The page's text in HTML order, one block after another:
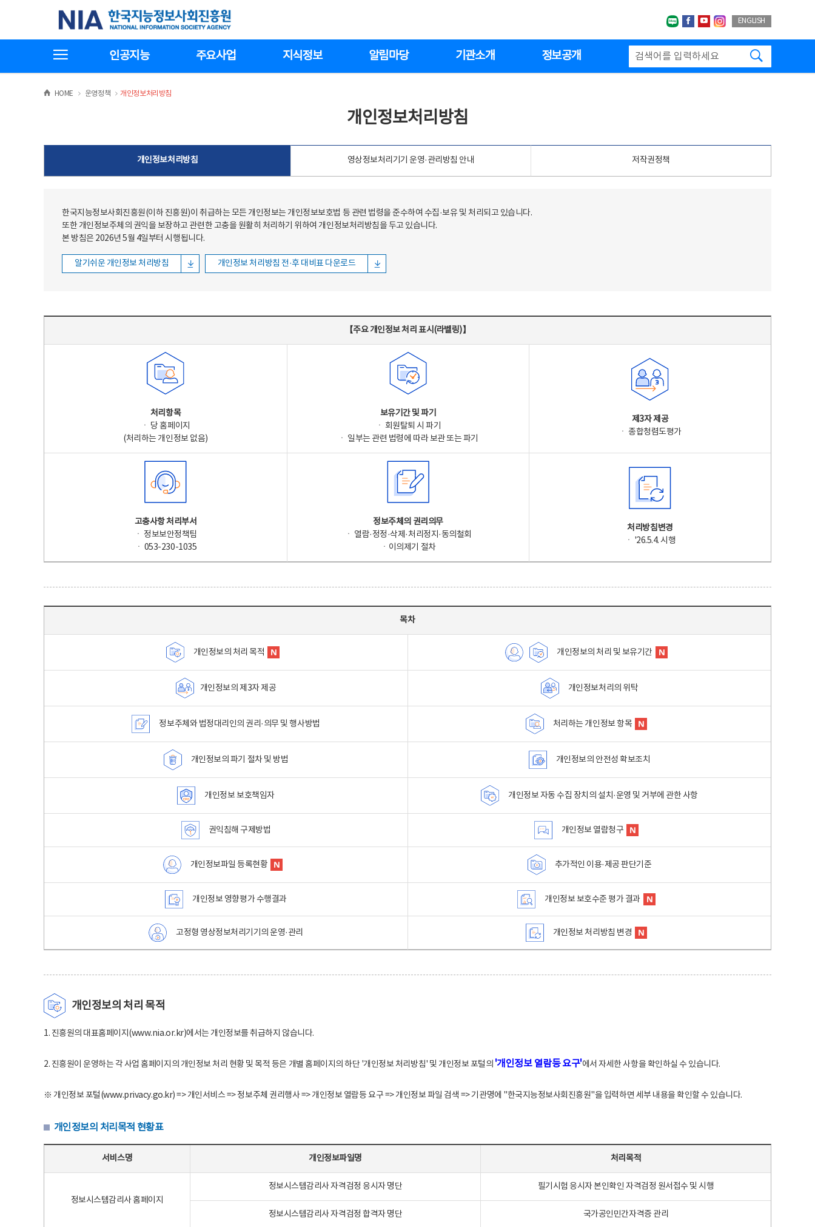
한국지능정보사회진흥원
네이버블로그
페이스북
유투브인스타그랩
ENGLISH
인공지능 주요사업 지식정보 알림마당 기관소개 정보공개
HOME >운영정책 >
개인정보처리방침
개인정보처리방침
개인정보처리방침 영상정보처리기기 운영·관리방침 안내 저작권정책
한국지능정보사회진흥원(이하 진흥원)이 취급하는 모든 개인정보는 개인정보보호법 등 관련 법령을 준수하여 수집·보유 및 처리되고 있습니다.
또한 개인정보주체의 권익을 보장하고 관련한 고충을 원활히 처리하기 위하여 개인정보처리방침을 두고 있습니다.
본 방침은 2026년 5월 4일부터 시행됩니다.
알기쉬운 개인정보 처리방침 개인정보 처리방침 전·후 대비표 다운로드
【주요 개인정보 처리 표시(라벨링)】
처리항목
ㆍ 당 홈페이지
(처리하는 개인정보 없음)
보유기간 및 파기
ㆍ 회원탈퇴 시 파기
ㆍ 일부는 관련 법령에 따라 보관 또는 파기
제3자 제공
ㆍ 종합청렴도평가
고충사항 처리부서
ㆍ 정보보안정책팀
ㆍ 053-230-1035
정보주체의 권리의무
ㆍ 열람·정정·삭제·처리정지·동의철회
ㆍ이의제기 절차
처리방침변경
ㆍ '26.5.4. 시행
목차
개인정보의 처리 목적 개인정보의 처리 및 보유기간
개인정보의 제3자 제공 개인정보처리의 위탁
정보주체와 법정대리인의 권리·의무 및 행사방법 처리하는 개인정보 항목
개인정보의 파기 절차 및 방법 개인정보의 안전성 확보조치
개인정보 보호책임자 개인정보 자동 수집 장치의 설치·운영 및 거부에 관한 사항
권익침해 구제방법 개인정보 열람청구
개인정보파일 등록현황 추가적인 이용·제공 판단기준
개인정보 영향평가 수행결과 개인정보 보호수준 평가 결과
고정형 영상정보처리기기의 운영·관리 개인정보 처리방침 변경
개인정보의 처리 목적
1. 진흥원의 대표홈페이지(www.nia.or.kr)에서는 개인정보를 취급하지 않습니다.
2. 진흥원이 운영하는 각 사업 홈페이지의 개인정보 처리 현황 및 목적 등은 개별 홈페이지의 하단 '개인정보 처리방침' 및 개인정보 포털의 '개인정보 열람등 요구'에서 자세한 사항을 확인하실 수 있습니다.
※ 개인정보 포털(www.privacy.go.kr) => 개인서비스 => 정보주체 권리행사 => 개인정보 열람등 요구 => 개인정보 파일 검색 => 기관명에 "한국지능정보사회진흥원"을 입력하면 세부 내용을 확인할 수 있습니다.
개인정보의 처리목적 현황표
서비스명 개인정보파일명 처리목적
정보시스템감리사 홈페이지
정보시스템감리사 자격검정 응시자 명단 필기시험 응시자 본인확인 자격검정 원서접수 및 시행
정보시스템감리사 자격검정 합격자 명단 국가공인민간자격증 관리